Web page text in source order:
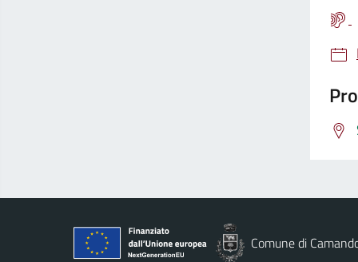
Comune di